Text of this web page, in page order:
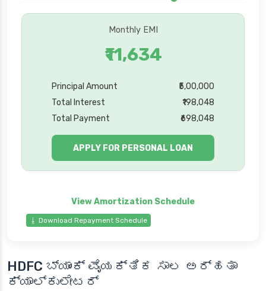
Monthly EMI
₹11,634
Principal Amount
₹5,00,000
Total Interest
₹198,048
Total Payment
₹698,048
APPLY FOR PERSONAL LOAN
⭳ Download Repayment Schedule
HDFC ಬ್ಯಾಂಕ್ ವೈಯಕ್ತಿಕ ಸಾಲ ಅರ್ಹತಾ
ಕ್ಯಾಲ್ಕುಲೇಟರ್